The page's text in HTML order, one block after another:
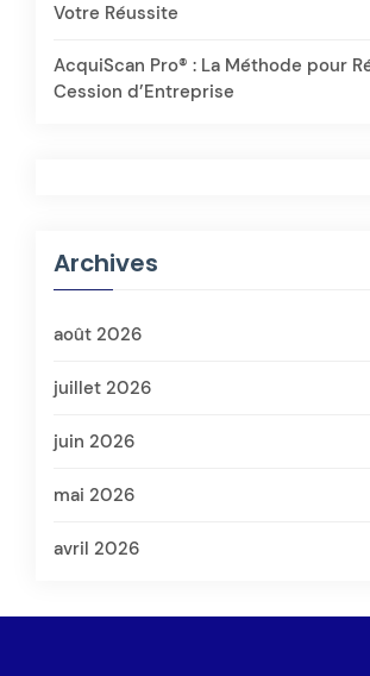
Votre Réussite
AcquiScan Pro® : La Méthode pour
Cession d’Entreprise
Archives
août 2026
juillet 2026
juin 2026
mai 2026
avril 2026